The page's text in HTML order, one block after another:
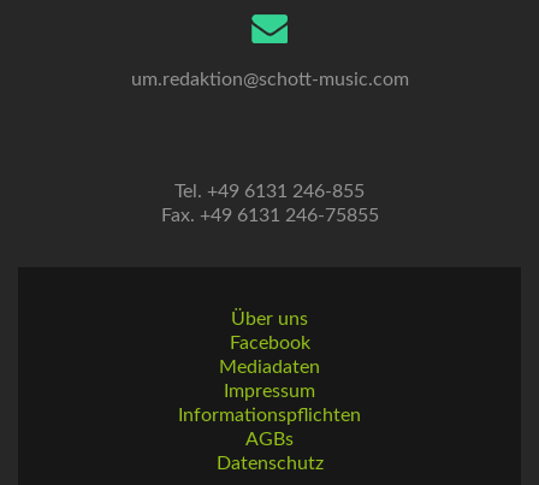
um.redaktion@schott-music.com
Tel. +49 6131 246-855
Fax. +49 6131 246-75855
Über uns
Facebook
Mediadaten
Impressum
Informationspflichten
AGBs
Datenschutz